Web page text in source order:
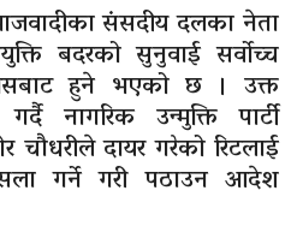
संसदीय दलका नेता
बदरको सुनुवाई सर्वोच्च
हुने भएको छ । उक्त
नागरिक उन्मुक्ति पार्टी
चौधरीले दायर गरेको रिटलाई
गर्ने गरी पठाउन आदेश